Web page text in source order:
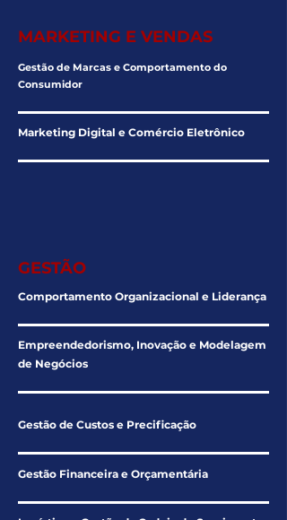
MARKETING E VENDAS
Gestão de Marcas e Comportamento do
Consumidor
Marketing Digital e Comércio Eletrônico
GESTÃO
Comportamento Organizacional e Liderança
Empreendedorismo, Inovação e Modelagem
de Negócios
Gestão de Custos e Precificação
Gestão Financeira e Orçamentária